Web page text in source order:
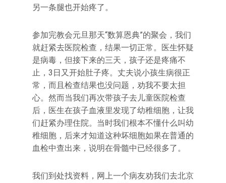
另一条腿也开始疼了。
参加完教会元旦那天“数算恩典”的聚会，我们
就赶紧去医院检查，结果一切正常。医生怀疑
是病毒，但接下来的三天，孩子还是疼痛不
止，3日又开始肚子疼。丈夫说小孩生病很正
常，而且检查结果也没问题，劝我不要太担
心。然而当我们再次带孩子去儿童医院检查
后，医生在孩子血液里发现了幼稚细胞，让我
们赶紧办理住院。当时我们根本不懂什么叫幼
稚细胞，后来才知道这种坏细胞如果在普通的
血检中查出来，说明在骨髓中已经很多了。
我们到处找资料，网上一个病友劝我们去北京